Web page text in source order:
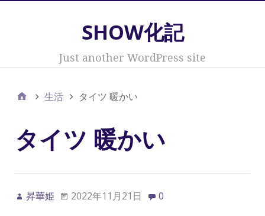
SHOW化記
Just another WordPress site
生活 タイツ 暖かい
タイツ 暖かい
昇華姫 2022年11月21日 0